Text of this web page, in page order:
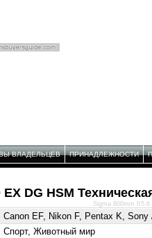
ВЛАДЕЛЬЦЕВ ПРИНАДЛЕЖНОСТИ
DG HSM
Canon EF, Nikon F, Pentax K,
Спорт, Животный мир
Sigma 800mm f/5.6